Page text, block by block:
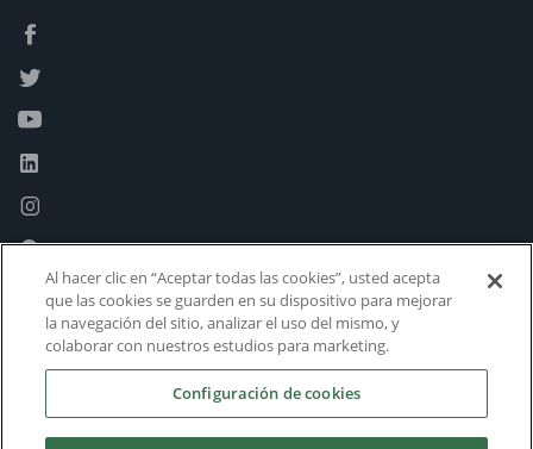
Al hacer clic en “Aceptar todas las cookies”, usted acepta
que las cookies se guarden en su dispositivo para mejorar
la navegación del sitio, analizar el uso del mismo, y
colaborar con nuestros estudios para marketing.
Configuración de cookies